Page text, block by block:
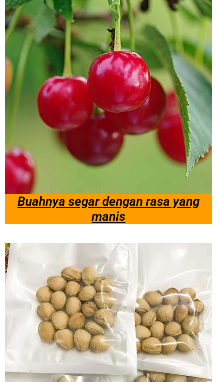
Buahnya segar dengan rasa yang
manis